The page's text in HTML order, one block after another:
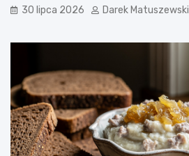
30 lipca 2026 Darek Matuszewski